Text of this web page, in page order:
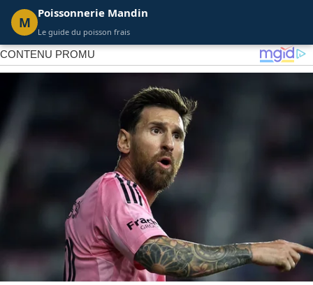
M
Poissonnerie Mandin
Le guide du poisson frais